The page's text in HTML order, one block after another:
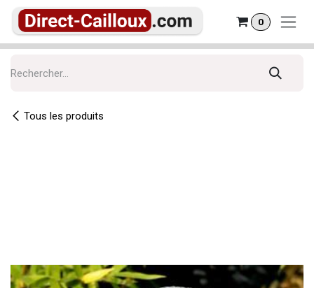
Se rendre au contenu
0
Tous les produits